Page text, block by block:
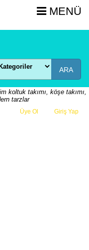
MENÜ
ARA
koltuk takımı, köşe takımı,
tarzlar
Üye Ol Giriş Yap